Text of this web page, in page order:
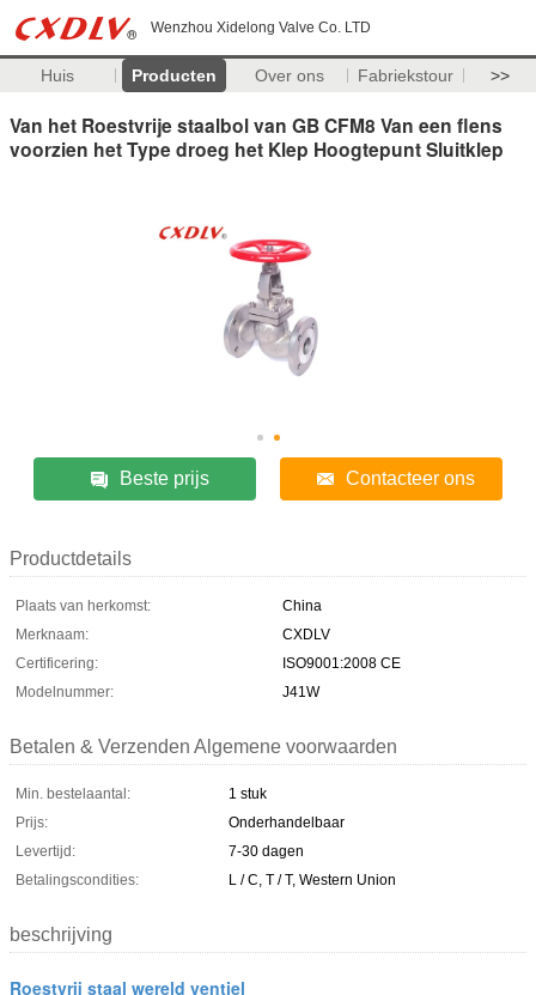
Wenzhou Xidelong Valve Co. LTD
Huis Producten Over ons Fabriekstour >>
Van het Roestvrije staalbol van GB CFM8 Van een flens
voorzien het Type droeg het Klep Hoogtepunt Sluitklep
Beste prijs Contacteer ons
Productdetails
Plaats van herkomst:
China
Merknaam:
CXDLV
Certificering:
ISO9001:2008 CE
Modelnummer:
J41W
Betalen & Verzenden Algemene voorwaarden
Min. bestelaantal:
1 stuk
Prijs:
Onderhandelbaar
Levertijd:
7-30 dagen
Betalingscondities:
L / C, T / T, Western Union
beschrijving
Roestvrij staal wereld ventiel